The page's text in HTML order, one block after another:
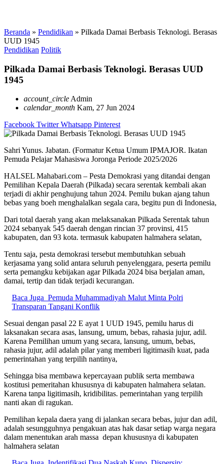
Beranda » Pendidikan » Pilkada Damai Berbasis Teknologi. Berasas
UUD 1945
Pendidikan Politik
Pilkada Damai Berbasis Teknologi. Berasas UUD
1945
account_circleAdmin
calendar_month Kam, 27 Jun 2024
Facebook Twitter Whatsapp Pinterest
Sahri Yunus. Jabatan. (Formatur Ketua Umum IPMAJOR. Ikatan
Pemuda Pelajar Mahasiswa Joronga Periode 2025/2026
HALSEL Mahabari.com – Pesta Demokrasi yang ditandai dengan
Pemilihan Kepala Daerah (Pilkada) secara serentak kembali akan
terjadi di akhir penghujung tahun 2024. Pemilu bukan ajang tahun
bebas yang boeh menghalalkan segala cara, begitu pun di Indonesia,
Dari total daerah yang akan melaksanakan Pilkada Serentak tahun
2024 sebanyak 545 daerah dengan rincian 37 provinsi, 415
kabupaten, dan 93 kota. termasuk kabupaten halmahera selatan,
Tentu saja, pesta demokrasi tersebut membutuhkan sebuah
kerjasama yang solid antara seluruh penyelenggara, peserta pemilu
serta pemangku kebijakan agar Pilkada 2024 bisa berjalan aman,
damai, tertip dan tidak terjadi kecurangan.
Baca Juga Pemuda Muhammadiyah Malut Minta Polri
Transparan Tangani Konflik
Sesuai dengan pasal 22 E ayat 1 UUD 1945, pemilu harus di
laksanakan secara asas, lansung, umum, bebas, rahasia jujur, adil.
Karena Pemilihan umum yang secara, lansung, umum, bebas,
rahasia jujur, adil adalah pilar yang memberi ligitimasih kuat, pada
pemerintahan yang terpilih nantinya,
Sehingga bisa membawa kepercayaan publik serta membawa
kostitusi pemeritahan khususnya di kabupaten halmahera selatan.
Karena tanpa ligitimasih, kridibilitas. pemerintahan yang terpilih
nanti akan di ragukan.
Pemilihan kepala daera yang di jalankan secara bebas, jujur dan adil,
adalah sesungguhnya pengakuan atas hak dasar setiap warga negara
dalam menentukan arah massa depan khususnya di kabupaten
halmahera selatan